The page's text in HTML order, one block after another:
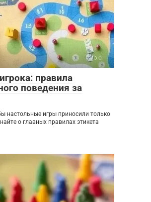
0
правила
поведения за
настольные игры приносили только
о главных правилах этикета